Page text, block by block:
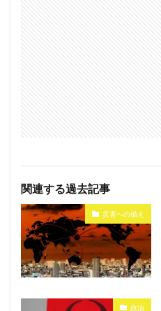
関連する過去記事
災害への備え
政治